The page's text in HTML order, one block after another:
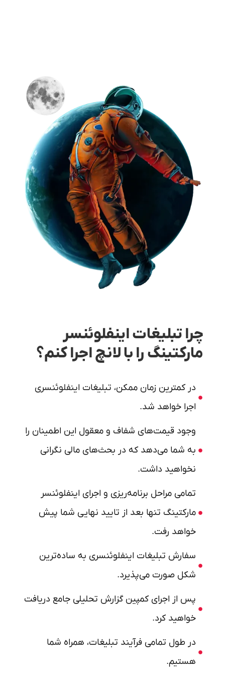
چرا تبلیغات اینفلوئنسر
مارکتینگ را با لانچ اجرا کنم؟
در کمترین زمان ممکن، تبلیغات اینفلوئنسری
اجرا خواهد شد.
وجود قیمت‌های شفاف و معقول این اطمینان را
به شما می‌دهد که در بحث‌های مالی نگرانی
نخواهید داشت.
تمامی مراحل برنامه‌ریزی و اجرای اینفلوئنسر
مارکتینگ تنها بعد از تایید نهایی شما پیش
خواهد رفت.
سفارش تبلیغات اینفلوئنسری به ساده‌ترین
شکل صورت می‌پذیرد.
پس از اجرای کمپین گزارش تحلیلی جامع دریافت
خواهید کرد.
در طول تمامی فرآیند تبلیغات، همراه شما
هستیم.